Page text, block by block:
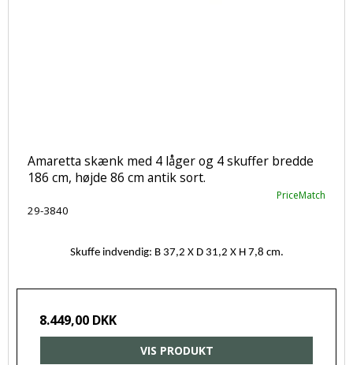
Amaretta skænk med 4 låger og 4 skuffer bredde
186 cm, højde 86 cm antik sort.
PriceMatch
29-3840
Skuffe indvendig: B 37,2 X D 31,2 X H 7,8 cm.
8.449,00 DKK
VIS PRODUKT